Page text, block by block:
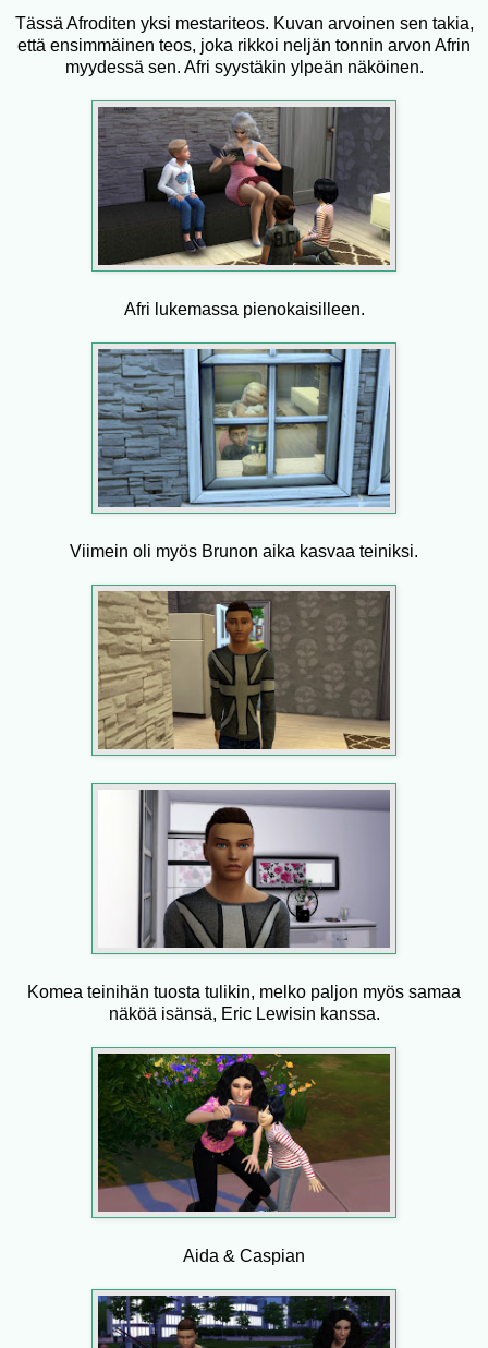
Tässä Afroditen yksi mestariteos. Kuvan arvoinen sen takia,
että ensimmäinen teos, joka rikkoi neljän tonnin arvon Afrin
myydessä sen. Afri syystäkin ylpeän näköinen.
Afri lukemassa pienokaisilleen.
Viimein oli myös Brunon aika kasvaa teiniksi.
Komea teinihän tuosta tulikin, melko paljon myös samaa
näköä isänsä, Eric Lewisin kanssa.
Aida & Caspian